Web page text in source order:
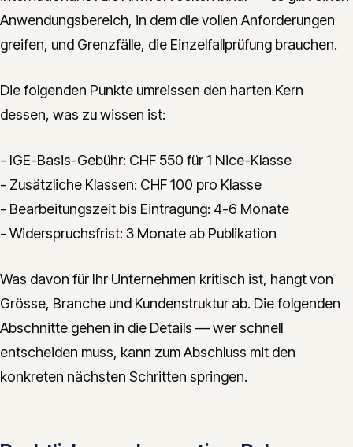
Anwendungsbereich, in dem die vollen Anforderungen
greifen, und Grenzfälle, die Einzelfallprüfung brauchen.
Die folgenden Punkte umreissen den harten Kern
dessen, was zu wissen ist:
- IGE-Basis-Gebühr: CHF 550 für 1 Nice-Klasse
- Zusätzliche Klassen: CHF 100 pro Klasse
- Bearbeitungszeit bis Eintragung: 4-6 Monate
- Widerspruchsfrist: 3 Monate ab Publikation
Was davon für Ihr Unternehmen kritisch ist, hängt von
Grösse, Branche und Kundenstruktur ab. Die folgenden
Abschnitte gehen in die Details — wer schnell
entscheiden muss, kann zum Abschluss mit den
konkreten nächsten Schritten springen.